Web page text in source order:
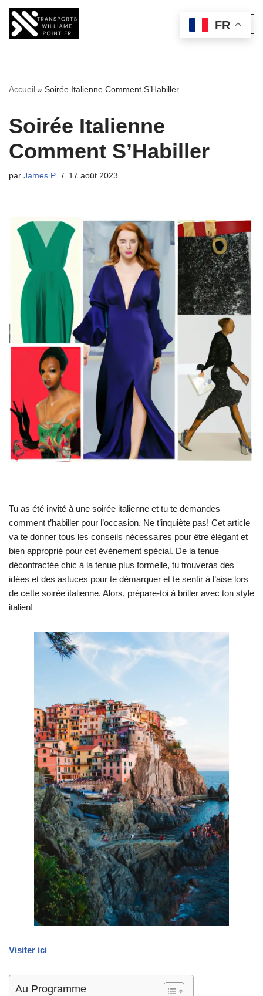
Aller
Accueil » Soirée Italienne Comment S’Habiller
Soirée Italienne
Comment S’Habiller
par James P. 17 août 2023
Tu as été invité à une soirée italienne et tu te demandes
comment t’habiller pour l’occasion. Ne t’inquiète pas! Cet article
va te donner tous les conseils nécessaires pour être élégant et
bien approprié pour cet événement spécial. De la tenue
décontractée chic à la tenue plus formelle, tu trouveras des
idées et des astuces pour te démarquer et te sentir à l’aise lors
de cette soirée italienne. Alors, prépare-toi à briller avec ton style
italien!
Visiter ici
Au Programme
FR